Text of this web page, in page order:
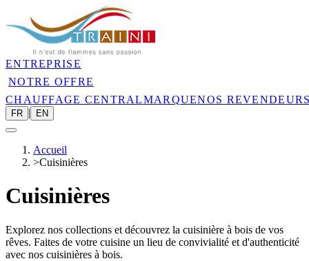
ENTREPRISE
NOTRE OFFRE
CHAUFFAGE CENTRALMARQUENOS
FR | EN
Accueil
>Cuisinières
Cuisinières
Explorez nos collections et découvrez la cuisinière à bois de vos
rêves. Faites de votre cuisine un lieu de convivialité et d'authenticité
avec nos cuisinières à bois.